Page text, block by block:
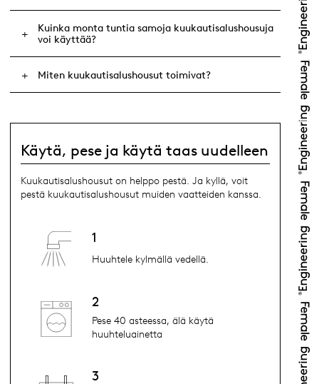
Kuinka monta tuntia samoja kuukautisalushousuja
voi käyttää?
Miten kuukautisalushousut toimivat?
Käytä, pese ja käytä taas uudelleen
Kuukautisalushousut on helppo pestä. Ja kyllä, voit
pestä kuukautisalushousut muiden vaatteiden kanssa.
1
Huuhtele kylmällä vedellä.
2
Pese 40 asteessa, älä käytä
huuhteluainetta
3